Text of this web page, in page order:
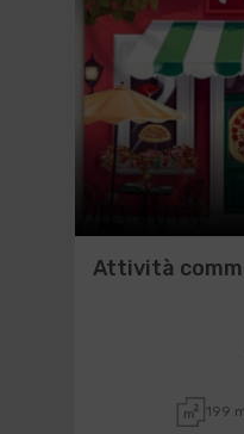
Attività
199